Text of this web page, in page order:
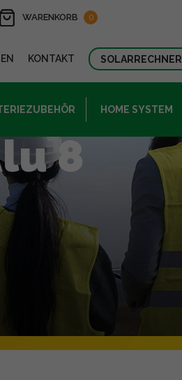
WARENKORB 0
KONTAKT SOLARRECHNER
HOME SYSTEM
8